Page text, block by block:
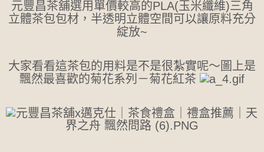
元豐昌茶舖選用單價較高的PLA(玉米纖維)三角
立體茶包包材，半透明立體空間可以讓原料充分
綻放~
大家看看這茶包的用料是不是很紮實呢～圖上是
飄然最喜歡的菊花系列－菊花紅茶